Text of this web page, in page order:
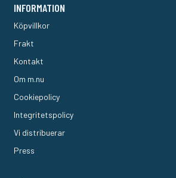
INFORMATION
Köpvillkor
Frakt
Kontakt
Om m.nu
Cookiepolicy
Integritetspolicy
Vi distribuerar
Press